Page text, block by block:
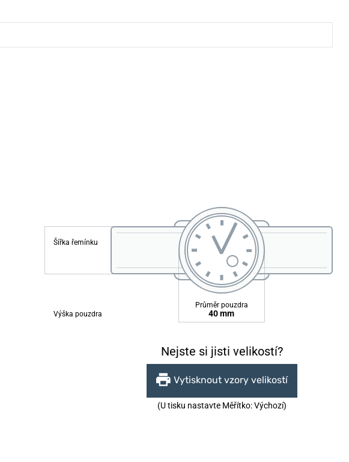
Šířka řemínku
Výška pouzdra
Průměr pouzdra
40 mm
Nejste si jisti velikostí?
Vytisknout vzory velikostí
(U tisku nastavte Měřítko: Výchozí)